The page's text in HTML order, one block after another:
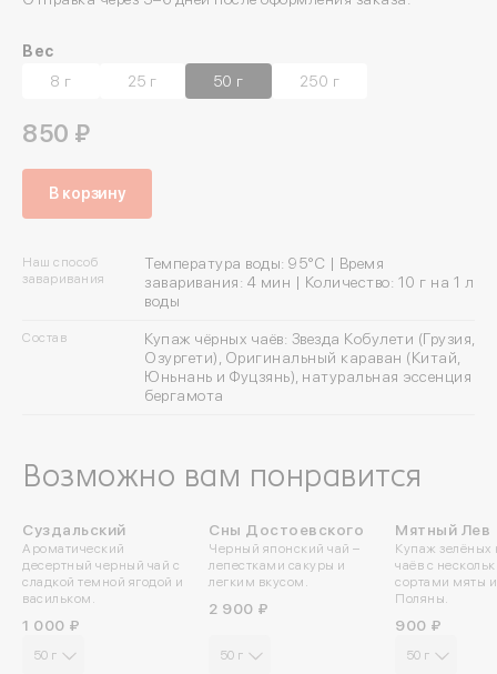
Вес
8 г
25 г 50 г 250 г
850 ₽
В корзину
Наш способ
заваривания
Температура воды: 95°C | Время
заваривания: 4 мин | Количество: 10 г на 1 л
воды
Состав
Купаж чёрных чаёв: Звезда Кобулети (Грузия,
Озургети), Оригинальный караван (Китай,
Юньнань и Фуцзянь), натуральная эссенция
бергамота
Возможно вам понравится
ПРОБУЙТЕ
ХОЛОДНЫМ
Суздальский
Ароматический
десертный черный чай с
сладкой темной ягодой и
васильком.
1 000 ₽
50 г
Сны Достоевского
Черный японский чай –
лепестками сакуры и
легким вкусом.
2 900 ₽
50 г
ПРОБУЙТЕ
ХОЛОДНЫМ
Мятный Лев
Купаж зелёных
чаёв с
сортами мяты
Поляны.
900 ₽
50 г